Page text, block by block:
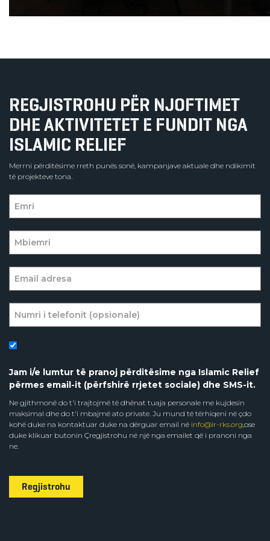
REGJISTROHU PËR NJOFTIMET
DHE AKTIVITETET E FUNDIT NGA
ISLAMIC RELIEF
Merrni përditësime rreth punës sonë, kampanjave aktuale dhe ndikimit
të projekteve tona.
Jam i/e lumtur të pranoj përditësime nga Islamic Relief
përmes email-it (përfshirë rrjetet sociale) dhe SMS-it.
Ne gjithmonë do t'i trajtojmë të dhënat tuaja personale me kujdesin
maksimal dhe do t'i mbajmë ato private. Ju mund të tërhiqeni në çdo
kohë duke na kontaktuar duke na dërguar email në info@ir-rks.org,ose
duke klikuar butonin Çregjistrohu në një nga emailet që i pranoni nga
ne.
Regjistrohu